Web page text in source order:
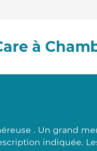
à
. Un grand
indiquée.